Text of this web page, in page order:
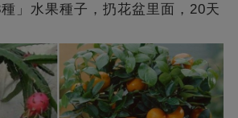
」水果種子，扔花盆里面，20天